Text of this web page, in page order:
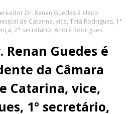
Dr. Renan Guedes é eleito
de Catarina, vice, Tatá Rodrigues, 1°
2° secretário, André Rodrigues.
Renan Guedes é
da Câmara
Catarina, vice,
1° secretário,